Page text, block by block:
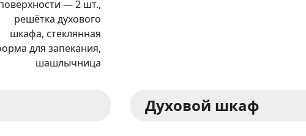
— 2 шт.,
решётка духового
шкафа, стеклянная
для запекания,
шашлычница
Духовой шкаф